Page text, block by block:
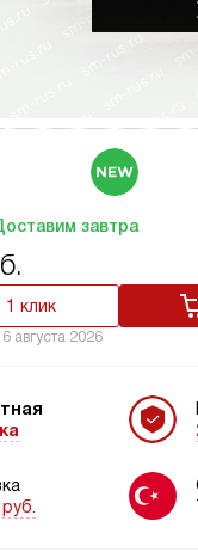
завтра
1 клик
6 августа 2026